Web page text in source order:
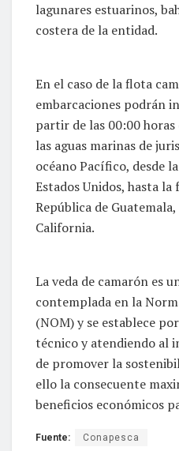
lagunares estuarinos,
costera de la entidad.
En el caso de la flota
embarcaciones podrán
partir de las 00:00
las aguas marinas de
océano Pacífico, desde
Estados Unidos, hasta
República de
California.
La veda de camarón es
contemplada en la
(NOM) y se establece
técnico y atendiendo al
de promover la
ello la consecuente
beneficios económicos
Fuente: Conapesca